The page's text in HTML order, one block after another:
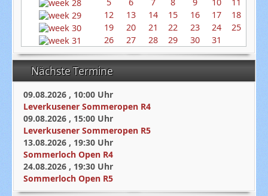
12
13 14 15 16 17
18
19
20 21 22 23 24
25
26
27 28 29 30 31
Nächste Termine
09.08.2026 , 10:00 Uhr
Leverkusener Sommeropen R4
09.08.2026 , 15:00 Uhr
Leverkusener Sommeropen R5
13.08.2026 , 19:30 Uhr
Sommerloch Open R4
24.08.2026 , 19:30 Uhr
Sommerloch Open R5